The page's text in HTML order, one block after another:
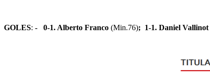
GOLES: - 0-1. Alberto Franco (Min.76); 1-1. Daniel Vallinot